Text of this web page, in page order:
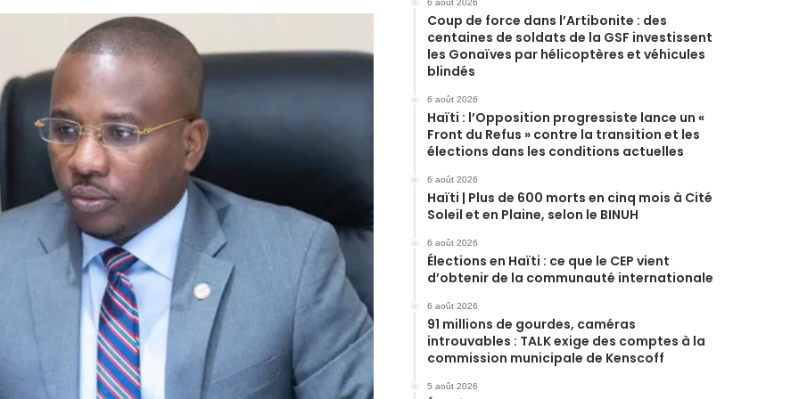
6 août 2026
Coup de force dans l’Artibonite : des
centaines de soldats de la GSF investissent
les Gonaïves par hélicoptères et véhicules
blindés
6 août 2026
Haïti : l’Opposition progressiste lance un «
Front du Refus » contre la transition et les
élections dans les conditions actuelles
6 août 2026
Haïti | Plus de 600 morts en cinq mois à Cité
Soleil et en Plaine, selon le BINUH
6 août 2026
Élections en Haïti : ce que le CEP vient
d’obtenir de la communauté internationale
6 août 2026
91 millions de gourdes, caméras
introuvables : TALK exige des comptes à la
commission municipale de Kenscoff
5 août 2026